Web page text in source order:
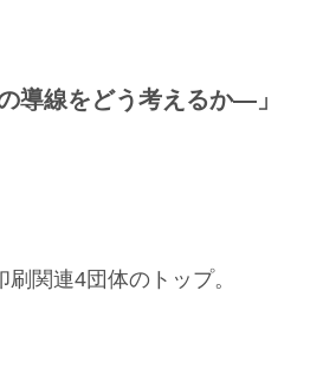
導線をどう考えるか―」
関連4団体のトップ。